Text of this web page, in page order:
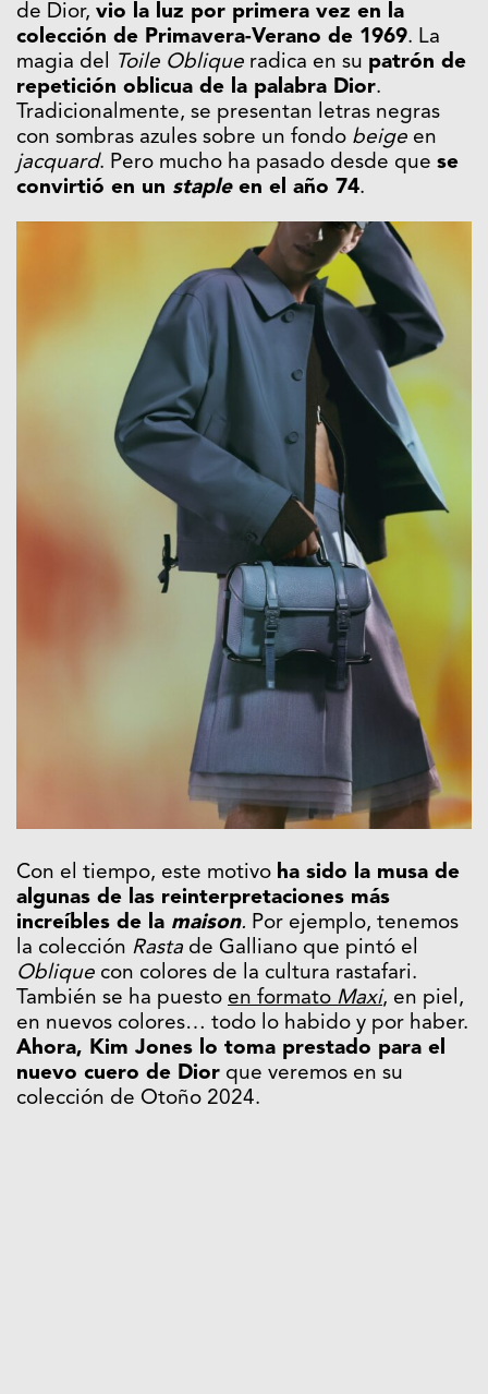
de Dior, vio la luz por primera vez en la
colección de Primavera-Verano de 1969. La
magia del
Toile Oblique radica en su patrón de
repetición oblicua de la palabra Dior.
Tradicionalmente, se presentan letras negras
con sombras azules sobre un fondo beige en
jacquard. Pero mucho ha pasado desde que se
convirtió en un stapleen el año 74.
Con el tiempo, este motivo ha sido la musa de
algunas de las reinterpretaciones más
increíbles de la maison. Por ejemplo, tenemos
la colección Rasta de Galliano que pintó el
Oblique con colores de la cultura rastafari.
También se ha puesto en formato Maxi, en piel,
en nuevos colores… todo lo habido y por haber.
Ahora, Kim Jones lo toma prestado para el
nuevo cuero de Dior que veremos en su
colección de Otoño 2024.